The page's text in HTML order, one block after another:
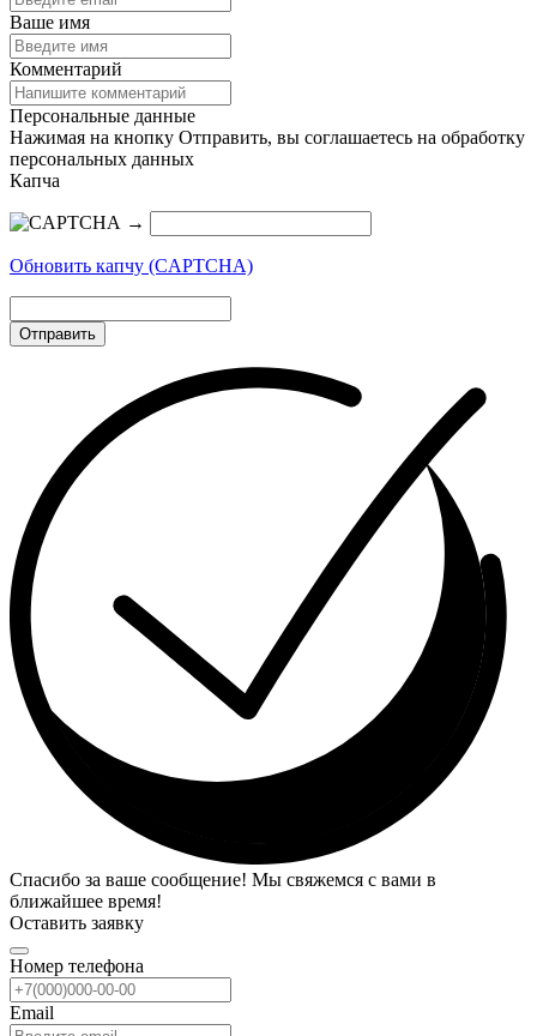
Ваше имя
Комментарий
Персональные данные
Нажимая на кнопку Отправить, вы соглашаетесь на обработку
персональных данных
Капча
→
Обновить капчу (CAPTCHA)
Отправить
Спасибо за ваше сообщение! Мы свяжемся с вами в
ближайшее время!
Оставить заявку
Номер телефона
Email